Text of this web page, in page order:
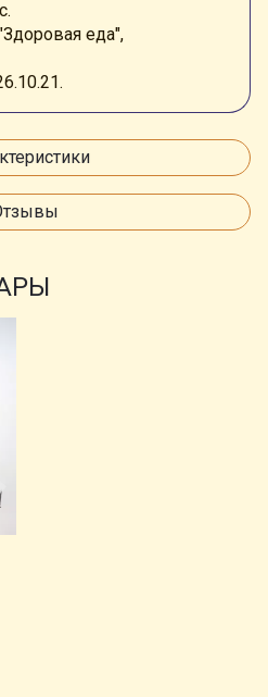
еда",